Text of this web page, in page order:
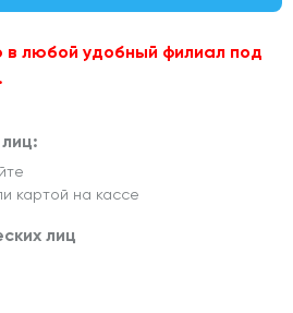
в любой удобный филиал под
картой на кассе
лиц